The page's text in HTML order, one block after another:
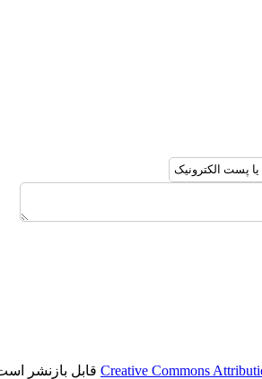
Creative Commons قابل بازنشر